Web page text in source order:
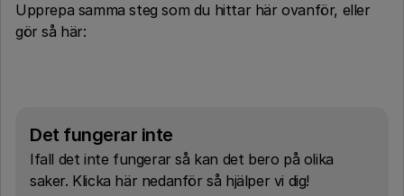
Upprepa samma steg som du hittar här ovanför, eller
gör så här:
Det fungerar inte
Ifall det inte fungerar så kan det bero på olika
saker. Klicka här nedanför så hjälper vi dig!